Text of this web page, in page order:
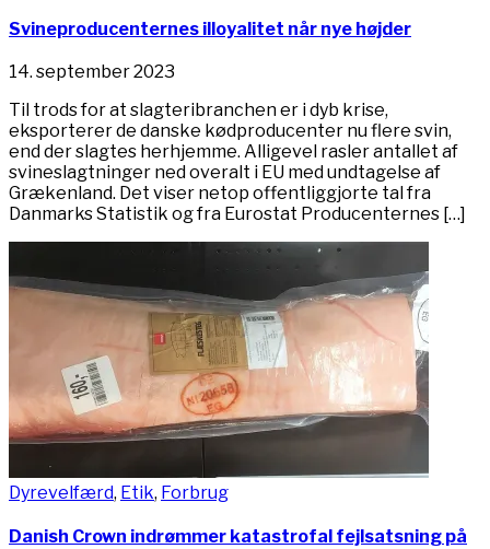
Svineproducenternes illoyalitet når nye højder
14. september 2023
Til trods for at slagteribranchen er i dyb krise,
eksporterer de danske kødproducenter nu flere svin,
end der slagtes herhjemme. Alligevel rasler antallet af
svineslagtninger ned overalt i EU med undtagelse af
Grækenland. Det viser netop offentliggjorte tal fra
Danmarks Statistik og fra Eurostat Producenternes […]
Dyrevelfærd, Etik, Forbrug
Danish Crown indrømmer katastrofal fejlsatsning på